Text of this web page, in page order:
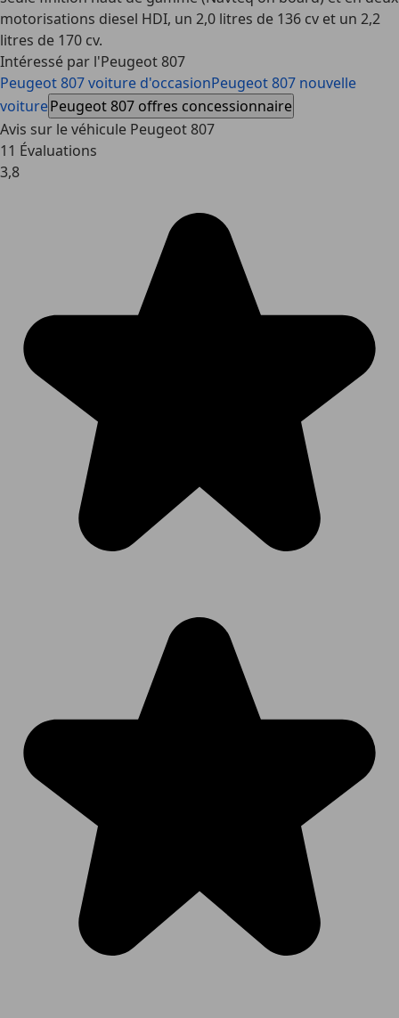
motorisations diesel HDI, un 2,0 litres de 136 cv et un 2,2
litres de 170 cv.
Intéressé par l'Peugeot 807
Peugeot 807 voiture d'occasionPeugeot 807 nouvelle
voiturePeugeot 807 offres concessionnaire
Avis sur le véhicule Peugeot 807
11 Évaluations
3,8